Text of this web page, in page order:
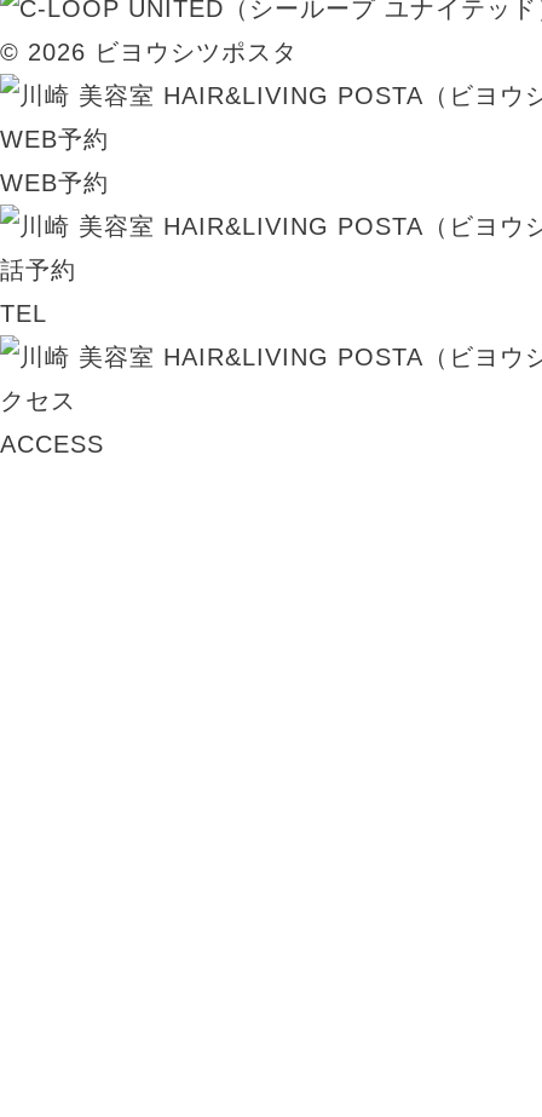
© 2026 ビヨウシツポスタ
WEB予約
TEL
ACCESS